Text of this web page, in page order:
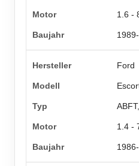
1.6 -
Ford
1.4 -